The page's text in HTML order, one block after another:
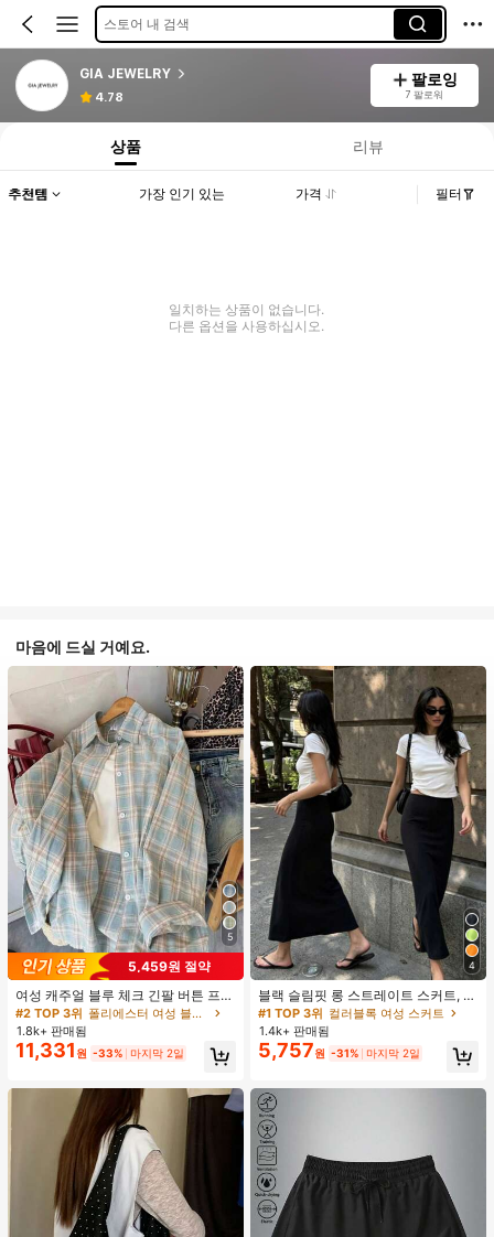
스토어 내 검색
GIA JEWELRY
4.78
팔로잉
7 팔로워
상품 리뷰
추천템 가장 인기 있는 가격 필터
일치하는 상품이 없습니다.
다른 옵션을 사용하십시오.
마음에 드실 거예요.
5
5,459원 절약
여성 캐주얼 블루 체크 긴팔 버튼 프론
트 폴리에스터 셔츠, 레귤러 핏, 봄 의
류, 편안한 스타일
#2 TOP 3위
폴리에스터 여성 블라우스
1.8k+ 판매됨
11,331 원 -33% 마지막 2일
4
블랙 슬림핏 롱 스트레이트 스커트, 여
성 패션 폴리에스터 캐주얼 파티 스커
트, 다용도 및 귀여운, 일상 착용에 적
합, 여름 휴가. 해변, 음악 축제 및 여름
휴가에 완벽, 90년대
#1 TOP 3위 컬러블록 여성 스커트
1.4k+ 판매됨
5,757원 -31% 마지막 2일